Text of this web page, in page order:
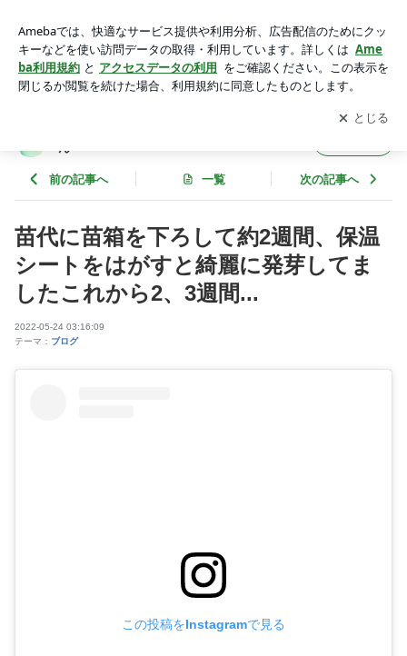
発芽してましたこれから2、3週間... | 地球に恩返し・くすりの
森の「しんの」ちゃん
アプリをダウンロードして ブログの更新通知
を受け取りまし
ょう。
開く
ん
前の記事へ 一覧 次の記事へ
苗代に苗箱を下ろして約2週間、保温
シートをはがすと綺麗に発芽してま
したこれから2、3週間...
2022-05-24 03:16:09
テーマ： ブログ
この投稿をInstagramで見る